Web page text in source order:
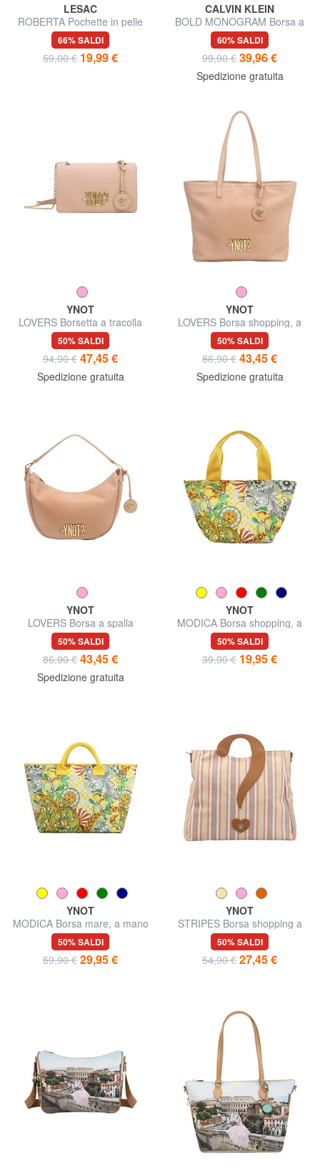
LESAC
ROBERTA Pochette in pelle
dollaro
66% SALDI
59,00 € 19,99 €
CALVIN KLEIN
BOLD MONOGRAM Borsa a
tracolla
60% SALDI
99,90 € 39,96 €
Spedizione gratuita
YNOT
LOVERS Borsetta a tracolla
50% SALDI
94,90 € 47,45 €
Spedizione gratuita
YNOT
LOVERS Borsa shopping, a
spalla
50% SALDI
86,90 € 43,45 €
Spedizione gratuita
YNOT
LOVERS Borsa a spalla
50% SALDI
86,90 € 43,45 €
Spedizione gratuita
YNOT
MODICA Borsa shopping, a
spalla
50% SALDI
39,90 € 19,95 €
YNOT
MODICA Borsa mare, a mano
50% SALDI
59,90 € 29,95 €
YNOT
STRIPES Borsa shopping a
mano, con tracolla
50% SALDI
54,90 € 27,45 €